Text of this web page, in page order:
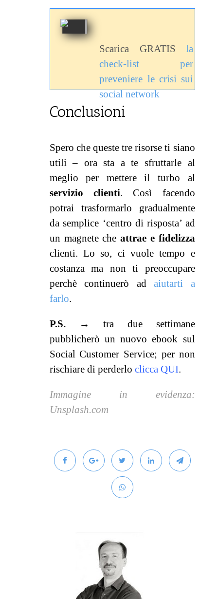
Scarica GRATISla
check-list per
preveniere le crisi sui
social network
Conclusioni
Spero che queste tre risorse ti siano
utili – ora sta a te sfruttarle al
meglio per mettere il turbo al
servizio clienti. Così facendo
potrai trasformarlo gradualmente
da semplice ‘centro di risposta’ ad
un magnete cheattrae e fidelizza
clienti. Lo so, ci vuole tempo e
costanza ma non ti preoccupare
perchè continuerò adaiutarti a
farlo.
P.S.→ tra due settimane
pubblicherò un nuovo ebook sul
Social Customer Service; per non
rischiare di perderlo clicca QUI.
Immagine in evidenza:
Unsplash.com